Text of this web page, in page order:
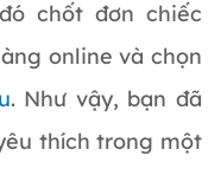
chốt đơn chiếc
online và chọn
. Như vậy, bạn đã
thích trong một